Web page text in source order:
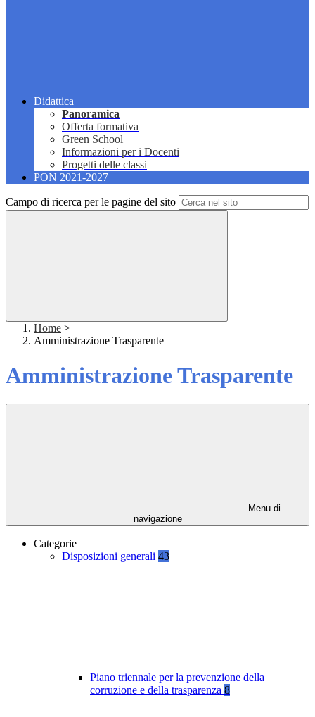
Didattica
Panoramica
Offerta formativa
Green School
Informazioni per i Docenti
Progetti delle classi
PON 2021-2027
Campo di ricerca per le pagine del sito
Home >
Amministrazione Trasparente
Amministrazione Trasparente
Menu di
navigazione
Categorie
Disposizioni generali 43
Piano triennale per la prevenzione della
corruzione e della trasparenza 8